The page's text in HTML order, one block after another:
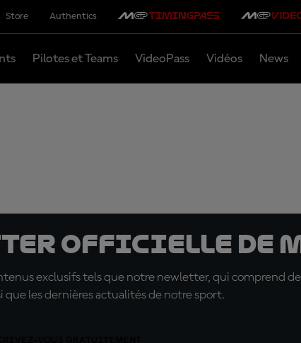
Store Authentics
Pilotes et Teams VideoPass Vidéos News
officielle de
exclusifs tels que notre newletter, qui comprend
que les dernières actualités de notre sport.